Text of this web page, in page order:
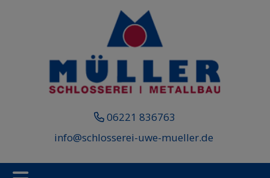
06221 836763
info@schlosserei-uwe-mueller.de